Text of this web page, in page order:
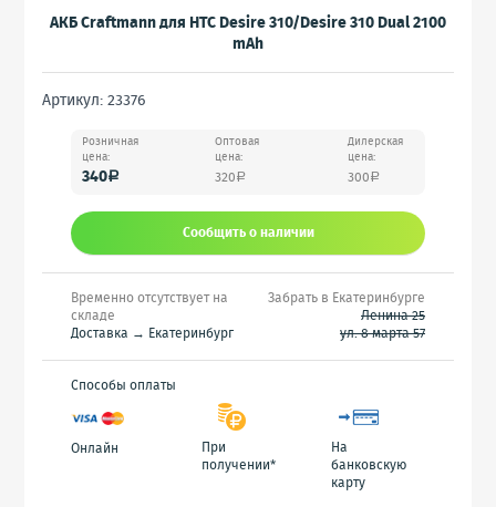
АКБ Craftmann для HTC Desire 310/Desire 310 Dual 2100
mAh
Артикул: 23376
Розничная
цена:
340a
Оптовая
цена:
320 a
Дилерская
цена:
300 a
Сообщить o наличии
Временно отсутствует на
складе
Доставка → Екатеринбург
Забрать в Екатеринбурге
Ленина 25
ул. 8 марта 57
Способы оплаты
Онлайн
При
получении*
На
банковскую
карту